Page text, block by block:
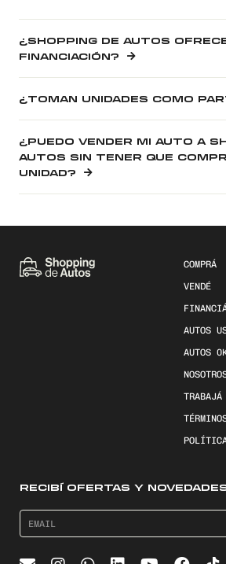
¿SHOPPING DE AUTOS
FINANCIACIÓN?
¿TOMAN UNIDADES COMO
¿PUEDO VENDER MI AUTO A
AUTOS SIN TENER QUE
UNIDAD?
COMPRÁ
VENDÉ
AUTOS
AUTOS
TRABAJÁ
RECIBÍ OFERTAS Y